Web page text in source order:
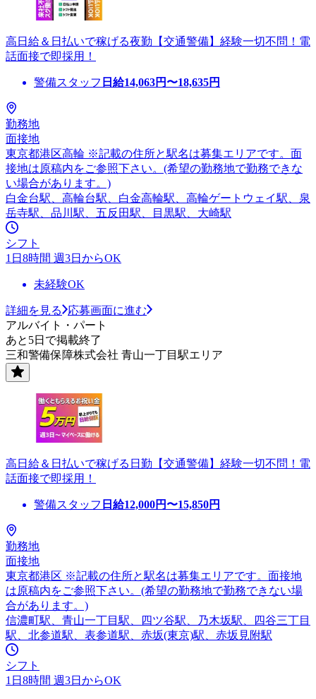
高日給＆日払いで稼げる夜勤【交通警備】経験一切不問！電
話面接で即採用！
警備スタッフ 日給14,063円〜18,635円
勤務地
面接地
東京都港区高輪 ※記載の住所と駅名は募集エリアです。面
接地は原稿内をご参照下さい。(希望の勤務地で勤務できな
い場合があります。)
白金台駅、高輪台駅、白金高輪駅、高輪ゲートウェイ駅、泉
岳寺駅、品川駅、五反田駅、目黒駅、大崎駅
シフト
1日8時間 週3日からOK
未経験OK
詳細を見る
応募画面に進む
アルバイト・パート
あと5日で掲載終了
三和警備保障株式会社 青山一丁目駅エリア
高日給＆日払いで稼げる日勤【交通警備】経験一切不問！電
話面接で即採用！
警備スタッフ 日給12,000円〜15,850円
勤務地
面接地
東京都港区 ※記載の住所と駅名は募集エリアです。面接地
は原稿内をご参照下さい。(希望の勤務地で勤務できない場
合があります。)
信濃町駅、青山一丁目駅、四ツ谷駅、乃木坂駅、四谷三丁目
駅、北参道駅、表参道駅、赤坂(東京)駅、赤坂見附駅
シフト
1日8時間 週3日からOK